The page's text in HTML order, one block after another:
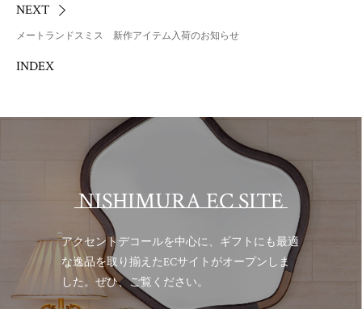
NEXT
メートランドスミス 新作アイテム入荷のお知らせ
INDEX
NISHIMURA EC SITE
アクセントデコールを中心に、ギフトにも最適
な逸品を取り揃えたECサイトがオープンしま
した。ぜひ、ご覧ください。